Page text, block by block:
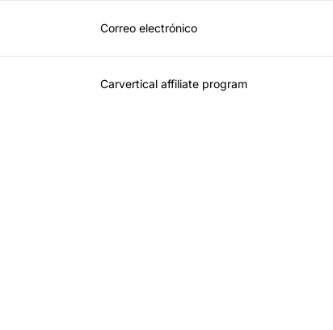
Correo electrónico
Carvertical affiliate program